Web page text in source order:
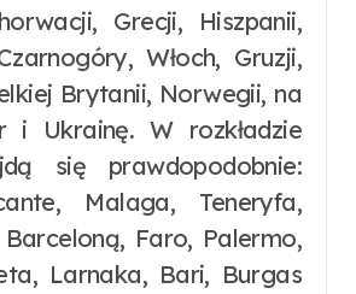
Grecji, Hiszpanii,
Włoch, Gruzji,
Brytanii, Norwegii, na
i Ukrainę. W rozkładzie
się prawdopodobnie:
Malaga, Teneryfa,
Faro, Palermo,
Larnaka, Bari, Burgas